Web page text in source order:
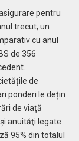
pentru
trecut, un
cu anul
de 356
de
ponderi le dețin
de viaţă
anuităţi legate
95% din totalul